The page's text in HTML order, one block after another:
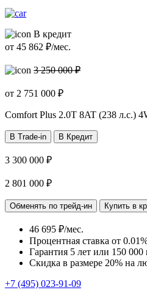
В кредит
от 45 862 ₽/мес.
3 250 000 ₽
от 2 751 000 ₽
Comfort Plus 2.0T 8AT (238 л.с.)
В Trade-in В Кредит
3 300 000 ₽
2 801 000 ₽
Обменять по трейд-ин Купить в
46 695 ₽/мес.
Процентная ставка от
Гарантия 5 лет или 150 000
Скидка в размере 20% на
+7 (495) 023-91-09